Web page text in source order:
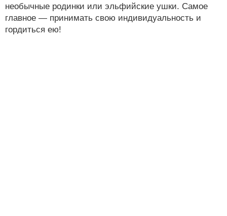
необычные родинки или эльфийские ушки. Самое
главное — принимать свою индивидуальность и
гордиться ею!